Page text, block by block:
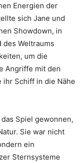
Energien der
sich Jane und
Showdown, in
des Weltraums
um die
Angriffe mit den
ihr Schiff in die Nähe
Spiel gewonnen,
Sie war nicht
ein
Sternsysteme